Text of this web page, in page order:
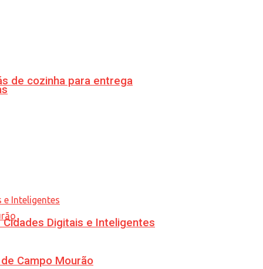
de cozinha para entrega
Campo Mourão
Digitais e Inteligentes